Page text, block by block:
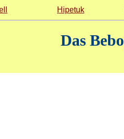
Hipetuk
Das